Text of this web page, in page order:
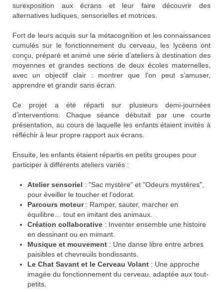
surexposition aux écrans et leur faire découvrir des
alternatives ludiques, sensorielles et motrices.
Fort de leurs acquis sur la métacognition et les connaissances
cumulés sur le fonctionnement du cerveau, les lycéens ont
conçu, préparé et animé une série d’ateliers à destination des
moyennes et grandes sections de deux écoles maternelles,
avec un objectif clair : montrer que l’on peut s’amuser,
apprendre et grandir sans écran.
Ce projet a été réparti sur plusieurs demi-journées
d’interventions. Chaque séance débutait par une courte
présentation, au cours de laquelle les enfants étaient invités à
réfléchir à leur propre rapport aux écrans.
Ensuite, les enfants étaient répartis en petits groupes pour
participer à différents ateliers variés :
Atelier sensoriel : "Sac mystère" et "Odeurs mystères",
pour éveiller le toucher et l’odorat.
Parcours moteur: Ramper, sauter, marcher en
équilibre… tout en imitant des animaux.
Création collaborative : Inventer ensemble une histoire
en dessinant ou en mimant.
Musique et mouvement : Une danse libre entre arbres
paisibles et chevreuils bondissants.
Le Chat Savant et le Cerveau Volant : Une approche
imagée du fonctionnement du cerveau, adaptée aux tout-
petits.